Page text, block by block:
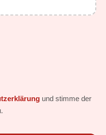
und stimme der